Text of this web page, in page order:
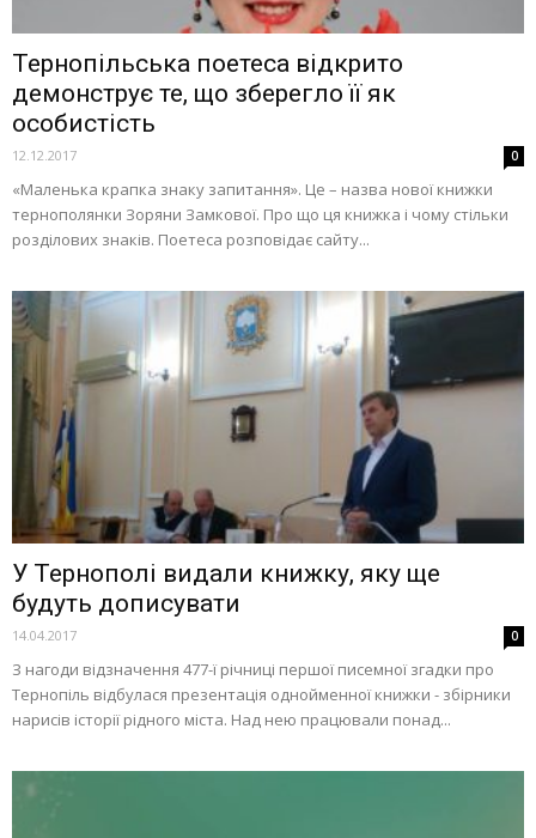
Тернопільська поетеса відкрито
демонструє те, що зберегло її як
особистість
12.12.2017 0
«Маленька крапка знаку запитання». Це – назва нової книжки
тернополянки Зоряни Замкової. Про що ця книжка і чому стільки
розділових знаків. Поетеса розповідає сайту...
У Тернополі видали книжку, яку ще
будуть дописувати
14.04.2017 0
З нагоди відзначення 477-ї річниці першої писемної згадки про
Тернопіль відбулася презентація однойменної книжки - збірники
нарисів історії рідного міста. Над нею працювали понад...